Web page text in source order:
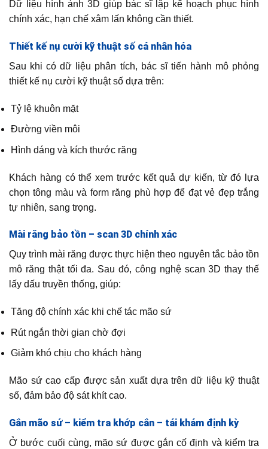
Dữ liệu hình ảnh 3D giúp bác sĩ lập kế hoạch phục hình
chính xác, hạn chế xâm lấn không cần thiết.
Thiết kế nụ cười kỹ thuật số cá nhân hóa
Sau khi có dữ liệu phân tích, bác sĩ tiến hành mô phỏng
thiết kế nụ cười kỹ thuật số dựa trên:
Tỷ lệ khuôn mặt
Đường viền môi
Hình dáng và kích thước răng
Khách hàng có thể xem trước kết quả dự kiến, từ đó lựa
chọn tông màu và form răng phù hợp để đạt vẻ đẹp trắng
tự nhiên, sang trọng.
Mài răng bảo tồn – scan 3D chính xác
Quy trình mài răng được thực hiện theo nguyên tắc bảo tồn
mô răng thật tối đa. Sau đó, công nghệ scan 3D thay thế
lấy dấu truyền thống, giúp:
Tăng độ chính xác khi chế tác mão sứ
Rút ngắn thời gian chờ đợi
Giảm khó chịu cho khách hàng
Mão sứ cao cấp được sản xuất dựa trên dữ liệu kỹ thuật
số, đảm bảo độ sát khít cao.
Gắn mão sứ – kiểm tra khớp cắn – tái khám định kỳ
Ở bước cuối cùng, mão sứ được gắn cố định và kiểm tra